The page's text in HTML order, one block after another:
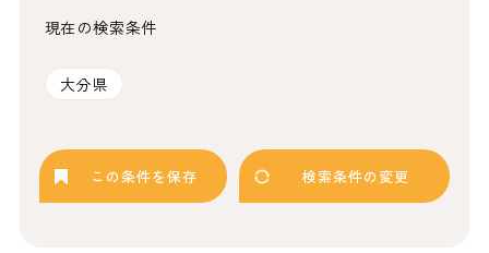
現在の検索条件
大分県
この条件を保存 検索条件の変更